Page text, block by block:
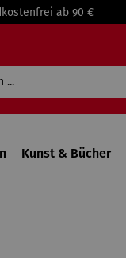
ab 90 €
Kunst & Bücher